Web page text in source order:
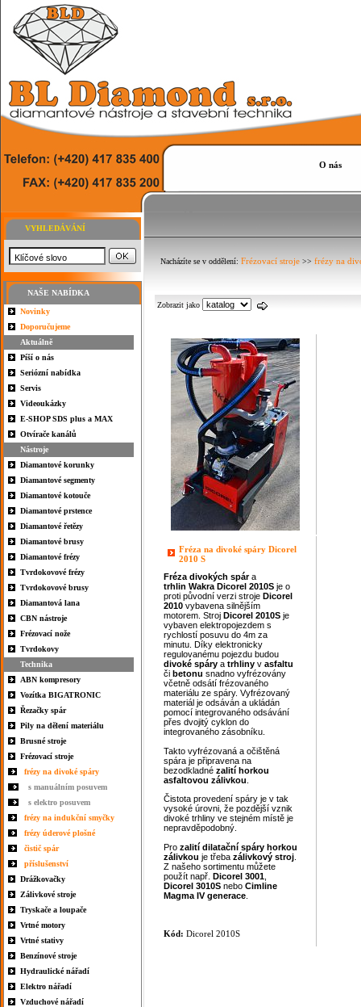
O nás
VYHLEDÁVÁNÍ
NAŠE NABÍDKA
Novinky
Doporučujeme
Aktuálně
Píší o nás
Seriózní nabídka
Servis
Videoukázky
E-SHOP SDS plus a MAX
Otvírače kanálů
Nástroje
Diamantové korunky
Diamantové segmenty
Diamantové kotouče
Diamantové prstence
Diamantové řetězy
Diamantové brusy
Diamantové frézy
Tvrdokovové frézy
Tvrdokovové brusy
Diamantová lana
CBN nástroje
Frézovací nože
Tvrdokovy
Technika
ABN kompresory
Vozítka BIGATRONIC
Řezačky spár
Pily na dělení materiálu
Brusné stroje
Frézovací stroje
frézy na divoké spáry
s manuálním posuvem
s elektro posuvem
frézy na indukční smyčky
frézy úderové plošné
čistič spár
příslušenství
Drážkovačky
Zálivkové stroje
Tryskače a loupače
Vrtné motory
Vrtné stativy
Benzínové stroje
Hydraulické nářadí
Elektro nářadí
Vzduchové nářadí
Nacházíte se v oddělení: Frézovací stroje >> frézy na
Zobrazit jako
Fréza na divoké spáry Dicorel
2010 S
Fréza divokých spára
trhlin Wakra Dicorel 2010S je o
proti původní verzi stroje Dicorel
2010 vybavena silnějším
motorem. Stroj Dicorel 2010S je
vybaven elektropojezdem s
rychlostí posuvu do 4m za
minutu. Díky elektronicky
regulovanému pojezdu budou
divoké spáry a trhliny v asfaltu
či betonu snadno vyfrézovány
včetně odsátí frézovaného
materiálu ze spáry. Vyfrézovaný
materiál je odsáván a ukládán
pomocí integrovaného odsávání
přes dvojitý cyklon do
integrovaného zásobníku.
Takto vyfrézovaná a očištěná
spára je připravena na
bezodkladné zalití horkou
asfaltovou zálivkou
Čistota provedení spáry je v tak
vysoké úrovni, že pozdější vznik
divoké trhliny ve stejném místě je
nepravděpodobný.
Pro zalití dilatační spáry horkou
zálivkou je třeba zálivkový stroj
Z našeho sortimentu můžete
použít např. Dicorel 3001
Dicorel 3010S nebo Cimline
Magma IV generace
Kód: Dicorel 2010S